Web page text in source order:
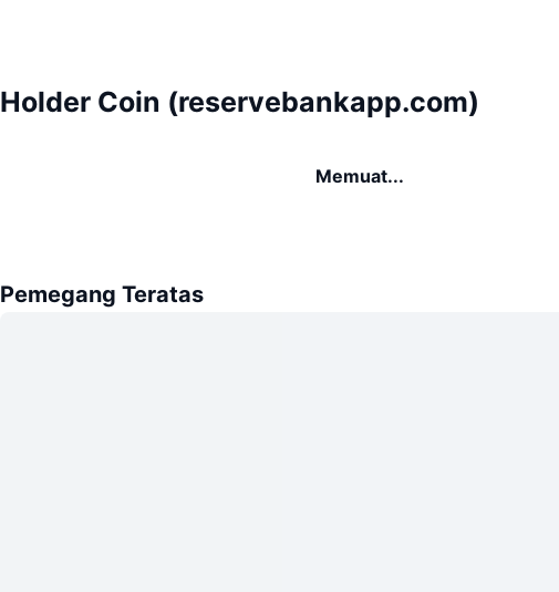
Holder Coin (reservebankapp.com)
Memuat...
Pemegang Teratas